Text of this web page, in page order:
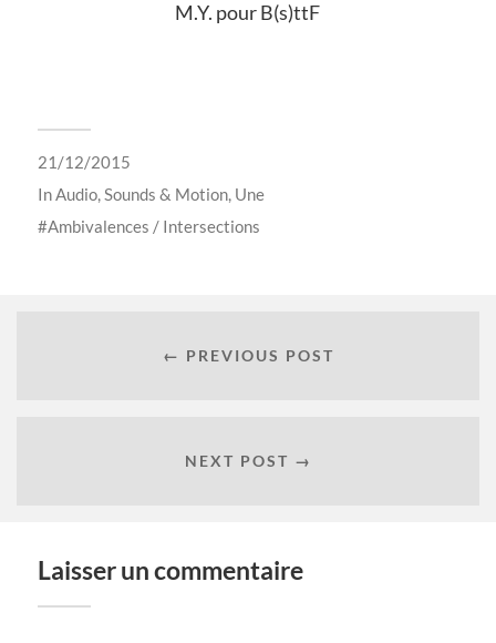
M.Y. pour B(s)ttF
21/12/2015
InAudio,Sounds & Motion, Une
Ambivalences / Intersections
← PREVIOUS POST
NEXT POST →
Laisser un commentaire